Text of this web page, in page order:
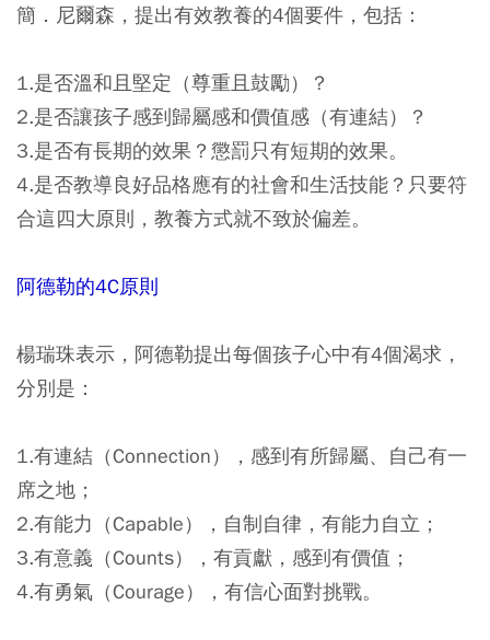
簡．尼爾森，提出有效教養的4個要件，包括：
1.是否溫和且堅定（尊重且鼓勵）？
2.是否讓孩子感到歸屬感和價值感（有連結）？
3.是否有長期的效果？懲罰只有短期的效果。
4.是否教導良好品格應有的社會和生活技能？只要符
合這四大原則，教養方式就不致於偏差。
阿德勒的4C原則
楊瑞珠表示，阿德勒提出每個孩子心中有4個渴求，
分別是：
1.有連結（Connection），感到有所歸屬、自己有一
席之地；
2.有能力（Capable），自制自律，有能力自立；
3.有意義（Counts），有貢獻，感到有價值；
4.有勇氣（Courage），有信心面對挑戰。